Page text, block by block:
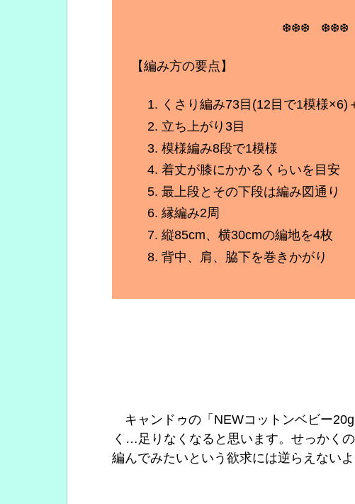
❆❆❆
【編み方の要点】
くさり編み73目(12目で1模様×6)
立ち上がり3目
模様編み8段で1模様
着丈が膝にかかるくらいを目安
最上段とその下段は編み図通り
縁編み2周
縦85cm、横30cmの編地を4枚
背中、肩、脇下を巻きかがり
キャンドゥの「NEWコットンベビー
く…足りなくなると思います。せっかく
編んでみたいという欲求には逆らえない